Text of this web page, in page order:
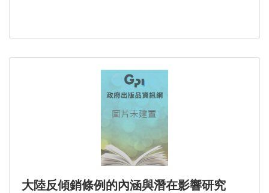
大陸反傾銷條例的內涵與潛在影響研究